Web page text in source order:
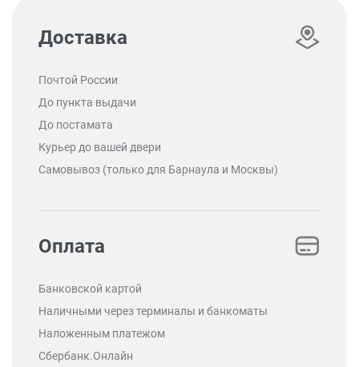
Доставка
Почтой России
До пункта выдачи
До постамата
Курьер до вашей двери
Самовывоз (только для Барнаула и Москвы)
Оплата
Банковской картой
Наличными через терминалы и банкоматы
Наложенным платежом
Сбербанк.Онлайн